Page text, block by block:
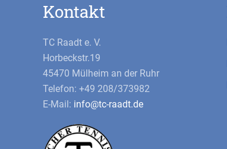
Kontakt
TC Raadt e. V.
Horbeckstr.19
45470 Mülheim an der Ruhr
Telefon: +49 208/373982
E-Mail: info@tc-raadt.de